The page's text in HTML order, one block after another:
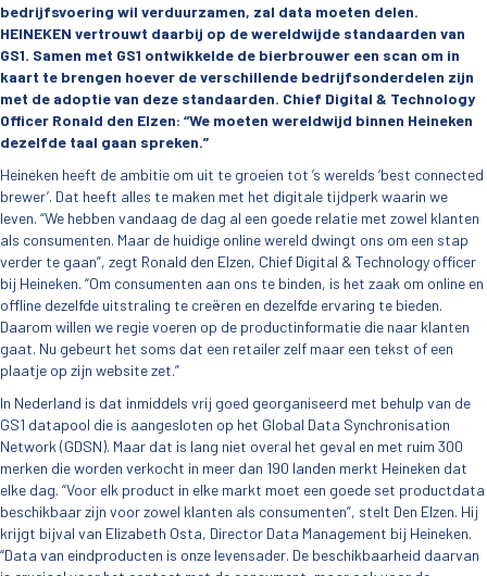
bedrijfsvoering wil verduurzamen, zal data moeten delen.
HEINEKEN vertrouwt daarbij op de wereldwijde standaarden van
GS1. Samen met GS1 ontwikkelde de bierbrouwer een scan om in
kaart te brengen hoever de verschillende bedrijfsonderdelen zijn
met de adoptie van deze standaarden. Chief Digital & Technology
Officer Ronald den Elzen: “We moeten wereldwijd binnen Heineken
dezelfde taal gaan spreken.”
Heineken heeft de ambitie om uit te groeien tot ’s werelds ‘best connected
brewer’. Dat heeft alles te maken met het digitale tijdperk waarin we
leven. “We hebben vandaag de dag al een goede relatie met zowel klanten
als consumenten. Maar de huidige online wereld dwingt ons om een stap
verder te gaan”, zegt Ronald den Elzen, Chief Digital & Technology officer
bij Heineken. “Om consumenten aan ons te binden, is het zaak om online en
offline dezelfde uitstraling te creëren en dezelfde ervaring te bieden.
Daarom willen we regie voeren op de productinformatie die naar klanten
gaat. Nu gebeurt het soms dat een retailer zelf maar een tekst of een
plaatje op zijn website zet.”
In Nederland is dat inmiddels vrij goed georganiseerd met behulp van de
GS1 datapool die is aangesloten op het Global Data Synchronisation
Network (GDSN). Maar dat is lang niet overal het geval en met ruim 300
merken die worden verkocht in meer dan 190 landen merkt Heineken dat
elke dag. “Voor elk product in elke markt moet een goede set productdata
beschikbaar zijn voor zowel klanten als consumenten”, stelt Den Elzen. Hij
krijgt bijval van Elizabeth Osta, Director Data Management bij Heineken.
“Data van eindproducten is onze levensader. De beschikbaarheid daarvan